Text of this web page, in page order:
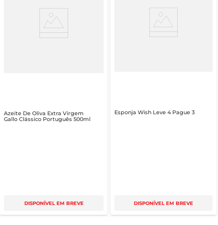
Azeite De Oliva Extra Virgem
Gallo Clássico Português 500ml
DISPONÍVEL EM BREVE
Esponja Wish Leve 4 Pague 3
DISPONÍVEL EM BREVE